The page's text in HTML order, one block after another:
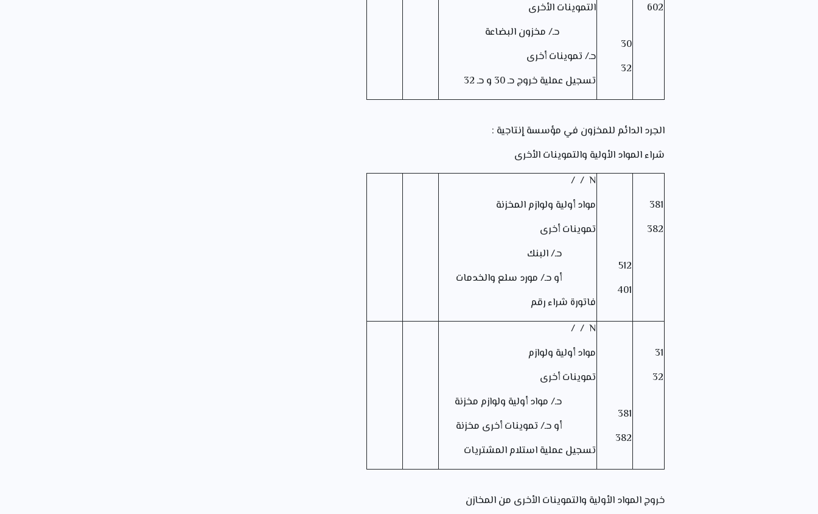
602
30
32
التموينات الأخرى
حـ/ مخزون البضاعة
حـ/ تموينات أخرى
تسجيل عملية خروج حـ 30 و حـ 32
الجرد الدائم للمخزون في مؤسسة إنتاجية :
شراء المواد الأولية والتموينات الأخرى
381
382
512
401
N / /
مواد أولية ولوازم المخزنة
تموينات أخرى
حـ/ البنك
أو حـ/ مورد سلع والخدمات
فاتورة شراء رقم
31
32
381
382
N / /
مواد أولية ولوازم
تموينات أخرى
حـ/ مواد أولية ولوازم مخزنة
أو حـ/ تموينات أخرى مخزنة
تسجيل عملية استلام المشتريات
خروج المواد الأولية والتموينات الأخرى من المخازن